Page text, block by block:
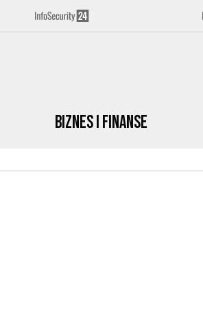
Biznes i Finanse